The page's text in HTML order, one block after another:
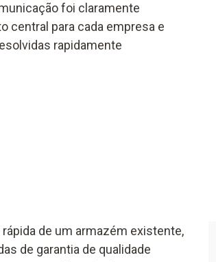
foi claramente
central para cada empresa e
rapidamente
de um armazém existente,
de garantia de qualidade